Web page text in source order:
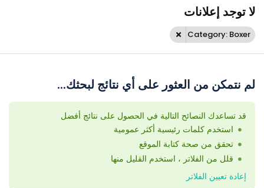
لا توجد إعلانات
Category: Boxer
لم نتمكن من العثور على أي نتائج لبحثك...
قد تساعدك النصائح التالية في الحصول على نتائج أفضل
استخدم كلمات رئيسية أكثر عمومية
تحقق من صحة كتابة الموقع
قلل من الفلاتر ، استخدم القليل منها
إعادة تعيين الفلاتر